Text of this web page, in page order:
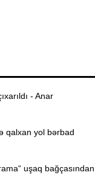
- Anar
qalxan yol bərbad
uşaq bağçasından